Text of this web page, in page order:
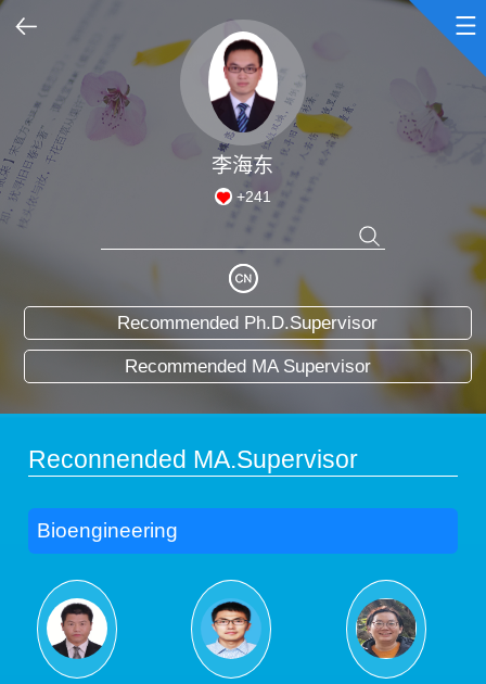
Scientific Research
Teaching Research
Enrollment Information
My Album
Blog
李海东
+241
Recommended Ph.D.Supervisor
Recommended MA Supervisor
Reconnended MA.Supervisor
Bioengineering